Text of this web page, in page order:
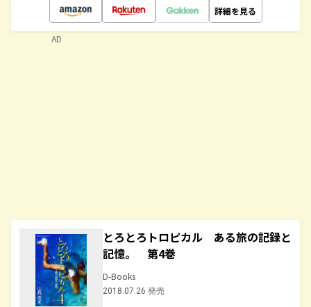
詳細を見る
とろとろトロピカル ある旅の記録と
記憶。 第4巻
D-Books
2018.07.26 発売
AD